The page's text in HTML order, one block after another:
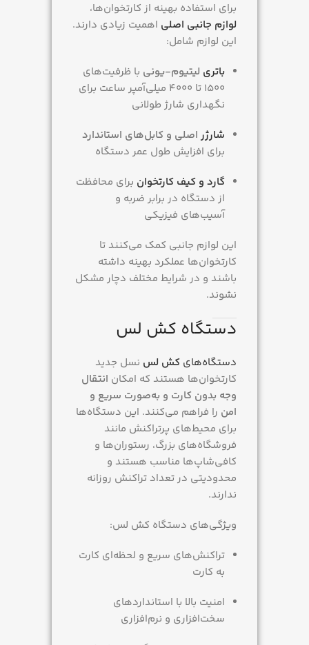
برای استفاده بهینه از کارتخوان‌ها،
لوازم جانبی اصلی اهمیت زیادی دارند.
این لوازم شامل:
باتری لیتیوم-یونی با ظرفیت‌های
۱۵۰۰ تا ۴۰۰۰ میلی‌آمپر ساعت برای
نگهداری شارژ طولانی
شارژر اصلی و کابل‌های استاندارد
برای افزایش طول عمر دستگاه
گارد و کیف کارتخوان برای محافظت
از دستگاه در برابر ضربه و
آسیب‌های فیزیکی
این لوازم جانبی کمک می‌کنند تا
کارتخوان‌ها عملکرد بهینه داشته
باشند و در شرایط مختلف دچار مشکل
نشوند.
دستگاه کش لس
دستگاه‌های کش لس نسل جدید
کارتخوان‌ها هستند که امکان انتقال
وجه بدون کارت و به‌صورت سریع و
امن را فراهم می‌کنند. این دستگاه‌ها
برای محیط‌های پرتراکنش مانند
فروشگاه‌های بزرگ، رستوران‌ها و
کافی‌شاپ‌ها مناسب هستند و
محدودیتی در تعداد تراکنش روزانه
ندارند.
ویژگی‌های دستگاه کش لس:
تراکنش‌های سریع و لحظه‌ای کارت
به کارت
امنیت بالا با استانداردهای
سخت‌افزاری و نرم‌افزاری